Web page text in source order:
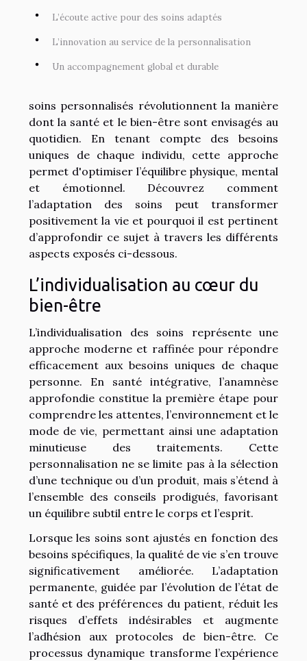
L’écoute active pour des soins adaptés
L’innovation au service de la personnalisation
Un accompagnement global et durable
soins personnalisés révolutionnent la manière
dont la santé et le bien-être sont envisagés au
quotidien. En tenant compte des besoins
uniques de chaque individu, cette approche
permet d'optimiser l’équilibre physique, mental
et émotionnel. Découvrez comment
l’adaptation des soins peut transformer
positivement la vie et pourquoi il est pertinent
d’approfondir ce sujet à travers les différents
aspects exposés ci-dessous.
L’individualisation au cœur du
bien-être
L’individualisation des soins représente une
approche moderne et raffinée pour répondre
efficacement aux besoins uniques de chaque
personne. En santé intégrative, l’anamnèse
approfondie constitue la première étape pour
comprendre les attentes, l’environnement et le
mode de vie, permettant ainsi une adaptation
minutieuse des traitements. Cette
personnalisation ne se limite pas à la sélection
d’une technique ou d’un produit, mais s’étend à
l’ensemble des conseils prodigués, favorisant
un équilibre subtil entre le corps et l’esprit.
Lorsque les soins sont ajustés en fonction des
besoins spécifiques, la qualité de vie s’en trouve
significativement améliorée. L’adaptation
permanente, guidée par l’évolution de l’état de
santé et des préférences du patient, réduit les
risques d’effets indésirables et augmente
l’adhésion aux protocoles de bien-être. Ce
processus dynamique transforme l’expérience